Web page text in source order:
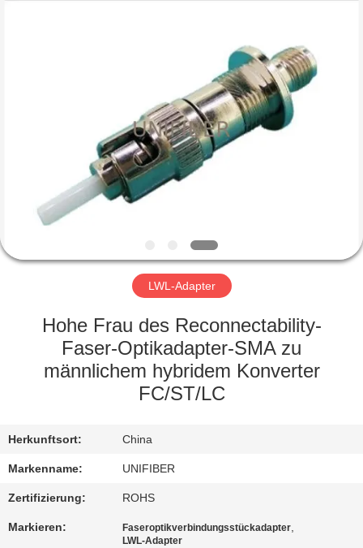
PRODUKTE
ÜBER
UNS
FABRIK-
QUALITÄTSKONTROLLE
MIT
UNS
IN
VERBINDUNG
LWL-Adapter
Hohe Frau des Reconnectability-
Faser-Optikadapter-SMA zu
männlichem hybridem Konverter
FC/ST/LC
Herkunftsort: China
Markenname: UNIFIBER
Zertifizierung: ROHS
Markieren: Faseroptikverbindungsstückadapter,
LWL-Adapter